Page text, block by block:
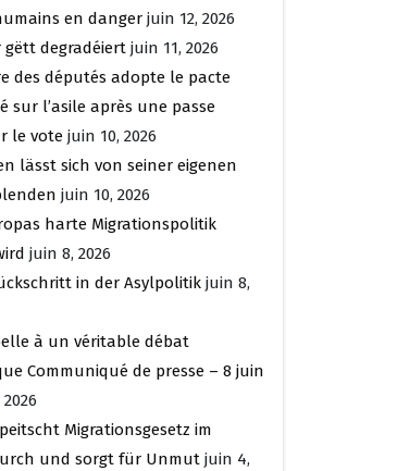
en danger juin 12, 2026
gëtt degradéiert juin 11, 2026
des députés adopte le pacte
sur l’asile après une passe
le vote juin 10, 2026
lässt sich von seiner eigenen
juin 10, 2026
harte Migrationspolitik
juin 8, 2026
in der Asylpolitik juin 8,
à un véritable débat
Communiqué de presse – 8 juin
Migrationsgesetz im
und sorgt für Unmut juin 4,